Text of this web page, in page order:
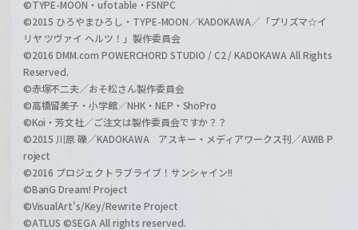
©TYPE-MOON・ufotable・FSNPC
©2015 ひろやまひろし・TYPE-MOON／KADOKAWA／「プリズマ☆イ
リヤ ツヴァイ ヘルツ！」製作委員会
©2016 DMM.com POWERCHORD STUDIO / C2 / KADOKAWA All Rights
Reserved.
©赤塚不二夫／おそ松さん製作委員会
©高橋留美子・小学館／NHK・NEP・ShoPro
©Koi・芳文社／ご注文は製作委員会ですか？？
©2015 川原 礫／KADOKAWA アスキー・メディアワークス刊／AWIB P
roject
©2016 プロジェクトラブライブ！サンシャイン!!
©BanG Dream! Project
©VisualArt's/Key/Rewrite Project
©ATLUS ©SEGA All rights reserved.